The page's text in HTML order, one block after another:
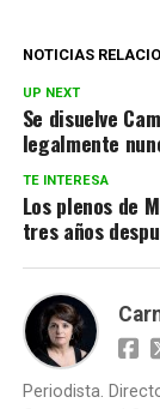
NOTICIAS
UP NEXT
Se disuelve
legalmente
TE INTERESA
Los plenos de
tres años
Periodista.